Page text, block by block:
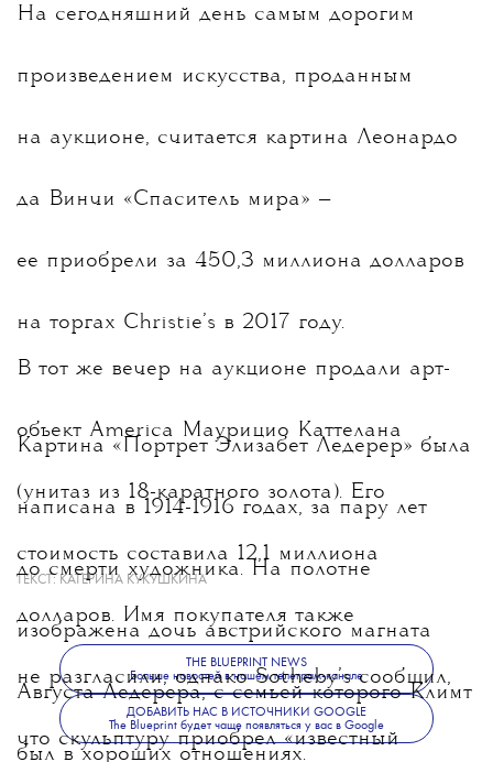
На сегодняшний день самым дорогим
произведением искусства, проданным
на аукционе, считается картина Леонардо
да Винчи «Спаситель мира» —
ее приобрели за 450,3 миллиона долларов
на торгах Christie’s в 2017 году.
Картина «Портрет Элизабет Ледерер» была
написана в 1914-1916 годах, за пару лет
до смерти художника. На полотне
изображена дочь австрийского магната
Августа Ледерера, с семьей которого Климт
был в хороших отношениях.
В тот же вечер на аукционе продали арт-
объект America Маурицио Каттелана
(унитаз из 18-каратного золота). Его
стоимость составила 12,1 миллиона
долларов. Имя покупателя также
не разгласили, однако Sotheby’s сообщил,
что скульптуру приобрел «известный
ТЕКСТ: КАТЕРИНА КУКУШКИНА
THE BLUEPRINT NEWS
Больше новостей в нашем телеграм-канале
ДОБАВИТЬ НАС В ИСТОЧНИКИ GOOGLE
The Blueprint будет чаще появляться у вас в Google